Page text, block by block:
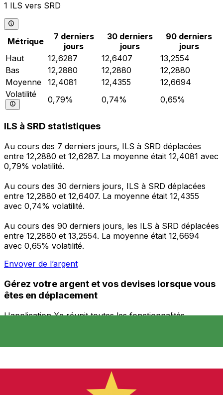
1 ILS vers SRD
Métrique
7 derniers
jours
30 derniers
jours
90 derniers
jours
Haut
12,6287 12,6407
13,2554
Bas
12,2880 12,2880
12,2880
Moyenne
12,4081 12,4355
12,6694
Volatilité
0,79% 0,74% 0,65%
ILS à SRD statistiques
Au cours des 7 derniers jours, ILS à SRD déplacées
entre 12,2880 et 12,6287. La moyenne était 12,4081 avec
0,79% volatilité.
Au cours des 30 derniers jours, ILS à SRD déplacées
entre 12,2880 et 12,6407. La moyenne était 12,4355
avec 0,74% volatilité.
Au cours des 90 derniers jours, les ILS à SRD déplacées
entre 12,2880 et 13,2554. La moyenne était 12,6694
avec 0,65% volatilité.
Envoyer de l’argent
Gérez votre argent et vos devises lorsque vous
êtes en déplacement
L'application Xe réunit toutes les fonctionnalités
programmez des alertes de taux et transférez de